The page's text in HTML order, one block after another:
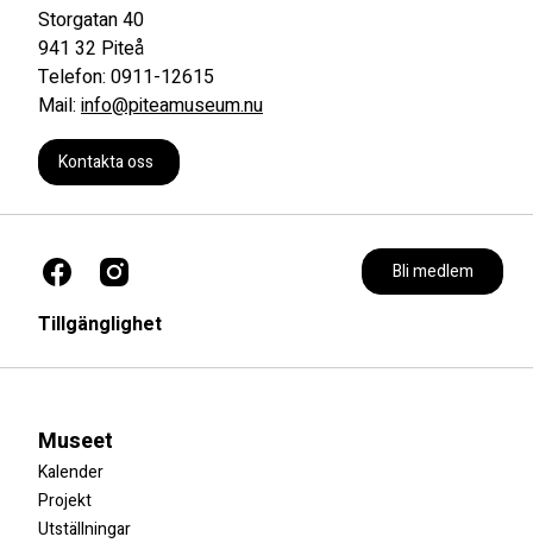
Storgatan 40
941 32 Piteå
Telefon: 0911-12615
Mail: info@piteamuseum.nu
Kontakta oss
Bli medlem
Tillgänglighet
Museet
Kalender
Projekt
Utställningar